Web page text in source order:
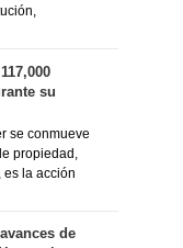
su
se conmueve
propiedad,
es la acción
de